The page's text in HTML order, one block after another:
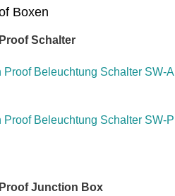
Boxen
Schalter
Proof Beleuchtung Schalter SW-A
Proof Beleuchtung Schalter SW-P
Junction Box